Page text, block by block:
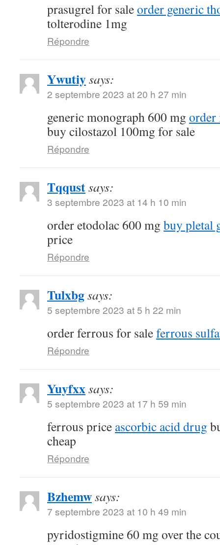
prasugrel for saleorder generic
tolterodine 1mg
Répondre
Ywutiysays:
2 septembre 2023 at 20 h 27 min
generic monograph 600 mg order
buy cilostazol 100mg for sale
Répondre
Tqqustsays:
3 septembre 2023 at 14 h 10 min
order etodolac 600 mg buy pletal
price
Répondre
Tulxbgsays:
5 septembre 2023 at 5 h 22 min
order ferrous for saleferrous
Répondre
Yuyfxxsays:
5 septembre 2023 at 17 h 59 min
ferrous price ascorbic acid drug
cheap
Répondre
Bzhemwsays:
7 septembre 2023 at 10 h 49 min
pyridostigmine 60 mg over the